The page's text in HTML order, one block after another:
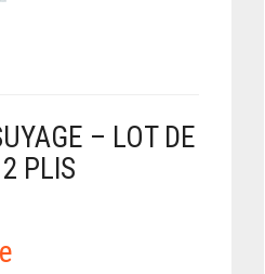
– LOT DE
PLIS